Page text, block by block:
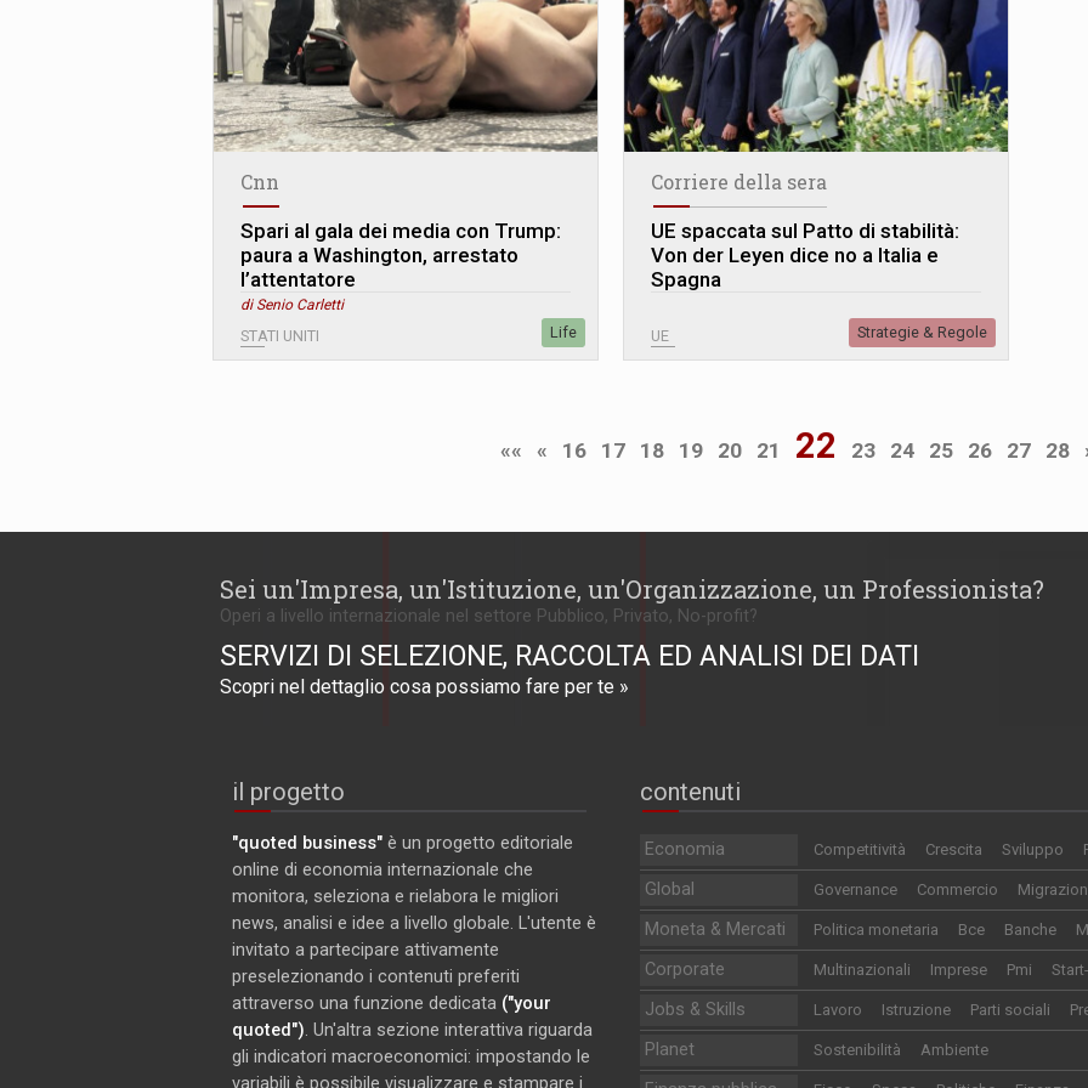
Cnn
Spari al gala dei media con Trump:
paura a Washington, arrestato
l’attentatore
di Senio Carletti
STATI UNITI Life
Corriere della sera
UE spaccata sul Patto di stabilità:
Von der Leyen dice no a Italia e
Spagna
UE Strategie & Regole
«« « 16 17 18 19 20 21 22 23 24 25 26 27 28
Sei un'Impresa, un'Istituzione, un'Organizzazione, un Professionista?
Operi a livello internazionale nel settore Pubblico, Privato, No-profit?
SERVIZI DI SELEZIONE, RACCOLTA ED ANALISI DEI DATI
Scopri nel dettaglio cosa possiamo fare per te »
il progetto
"quoted business" è un progetto editoriale
online di economia internazionale che
monitora, seleziona e rielabora le migliori
news, analisi e idee a livello globale. L'utente è
invitato a partecipare attivamente
preselezionando i contenuti preferiti
attraverso una funzione dedicata ("your
quoted"). Un'altra sezione interattiva riguarda
gli indicatori macroeconomici: impostando le
contenuti
Economia Competitività Crescita Sviluppo
Global Governance Commercio
Moneta & Mercati Politica monetaria Bce Banche
Corporate Multinazionali Imprese Pmi
Jobs & Skills Lavoro Istruzione Parti sociali
Planet Sostenibilità Ambiente